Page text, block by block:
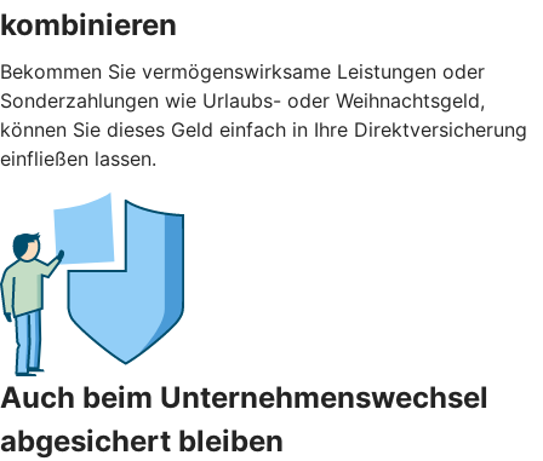
kombinieren
Bekommen Sie vermögenswirksame Leistungen oder
Sonderzahlungen wie Urlaubs- oder Weihnachtsgeld,
können Sie dieses Geld einfach in Ihre Direktversicherung
einfließen lassen.
Auch beim Unternehmenswechsel
abgesichert bleiben